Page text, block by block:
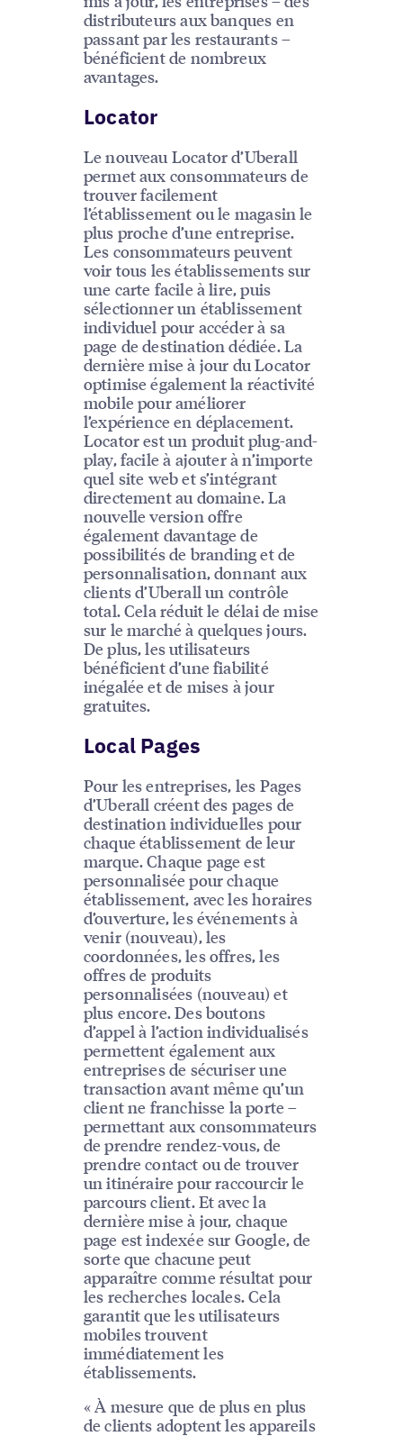
distributeurs aux banques en
passant par les restaurants –
bénéficient de nombreux
avantages.
Locator
Le nouveau Locator d’Uberall
permet aux consommateurs de
trouver facilement
l’établissement ou le magasin le
plus proche d’une entreprise.
Les consommateurs peuvent
voir tous les établissements sur
une carte facile à lire, puis
sélectionner un établissement
individuel pour accéder à sa
page de destination dédiée. La
dernière mise à jour du Locator
optimise également la réactivité
mobile pour améliorer
l’expérience en déplacement.
Locator est un produit plug-and-
play, facile à ajouter à n’importe
quel site web et s’intégrant
directement au domaine. La
nouvelle version offre
également davantage de
possibilités de branding et de
personnalisation, donnant aux
clients d’Uberall un contrôle
total. Cela réduit le délai de mise
sur le marché à quelques jours.
De plus, les utilisateurs
bénéficient d’une fiabilité
inégalée et de mises à jour
gratuites.
Local Pages
Pour les entreprises, les Pages
d’Uberall créent des pages de
destination individuelles pour
chaque établissement de leur
marque. Chaque page est
personnalisée pour chaque
établissement, avec les horaires
d’ouverture, les événements à
venir (nouveau), les
coordonnées, les offres, les
offres de produits
personnalisées (nouveau) et
plus encore. Des boutons
d’appel à l’action individualisés
permettent également aux
entreprises de sécuriser une
transaction avant même qu’un
client ne franchisse la porte –
permettant aux consommateurs
de prendre rendez-vous, de
prendre contact ou de trouver
un itinéraire pour raccourcir le
parcours client. Et avec la
dernière mise à jour, chaque
page est indexée sur Google, de
sorte que chacune peut
apparaître comme résultat pour
les recherches locales. Cela
garantit que les utilisateurs
mobiles trouvent
immédiatement les
établissements.
« À mesure que de plus en plus
de clients adoptent les appareils